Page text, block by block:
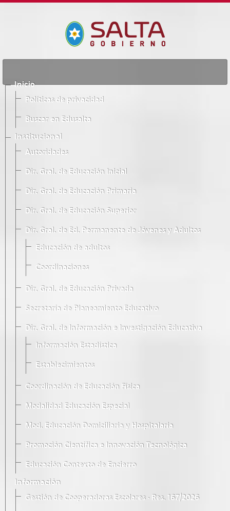
Inicio
Políticas de privacidad
Buscar en Edusalta
Institucional
Autoridades
Dir. Gral. de Educación Inicial
Dir. Gral. de Educación Primaria
Dir. Gral. de Educación Superior
Dir. Gral. de Ed. Permanente de Jóvenes y Adultos
Educación de adultos
Coordinaciones
Dir. Gral. de Educación Privada
Secretaría de Planeamiento Educativo
Dir. Gral. de Información e Investigación Educativa
Información Estadística
Establecimientos
Coordinación de Educación Física
Modalidad Educación Especial
Mod. Educación Domiciliaria y Hospitalaria
Promoción Científica e Innovación Tecnológica
Educación Contexto de Encierro
Información
Gestión de Cooperadoras Escolares · Res. 167/2026